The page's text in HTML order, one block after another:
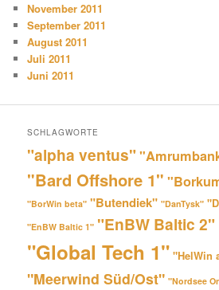
November 2011
September 2011
August 2011
Juli 2011
Juni 2011
SCHLAGWORTE
"alpha ventus"
"Bard Offshore 1"
"BorWin beta" "Butendiek" "DanTysk"
"EnBW Baltic 1" "EnBW Baltic 2"
"Global Tech 1" "HelWin
"Meerwind Süd/Ost" "Nordsee